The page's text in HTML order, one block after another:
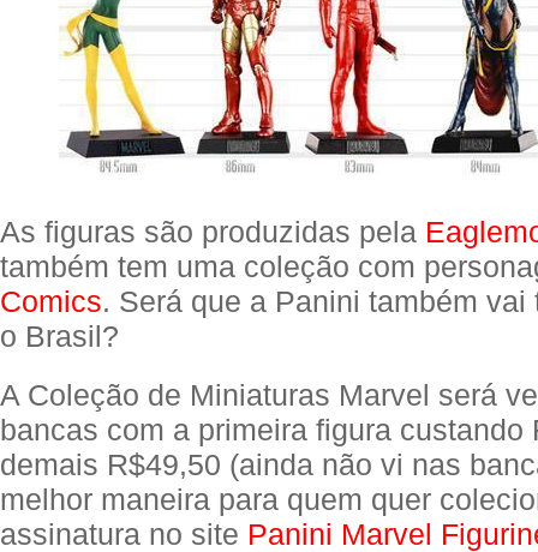
As figuras são produzidas pela
também tem uma coleção com
Comics. Será que a Panini também vai
o Brasil?
A Coleção de Miniaturas Marvel será
bancas com a primeira figura custando
demais R$49,50 (ainda não vi nas
melhor maneira para quem quer
assinatura no site Panini Marvel